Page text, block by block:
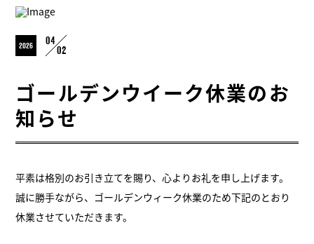
2026 04
02
ゴールデンウイーク休業のお
知らせ
平素は格別のお引き立てを賜り、心よりお礼を申し上げます。
誠に勝手ながら、ゴールデンウィーク休業のため下記のとおり
休業させていただきます。